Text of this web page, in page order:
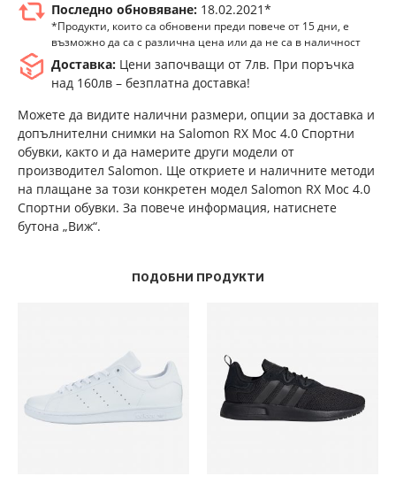
Последно обновяване: 18.02.2021*
*Продукти, които са обновени преди повече от 15 дни, е
възможно да са с различна цена или да не са в наличност
Доставка: Цени започващи от 7лв. При поръчка
над 160лв – безплатна доставка!
Можете да видите налични размери, опции за доставка и
допълнителни снимки на Salomon RX Moc 4.0 Спортни
обувки, както и да намерите други модели от
производител Salomon. Ще откриете и наличните методи
на плащане за този конкретен модел Salomon RX Moc 4.0
Спортни обувки. За повече информация, натиснете
бутона „Виж“.
ПОДОБНИ ПРОДУКТИ